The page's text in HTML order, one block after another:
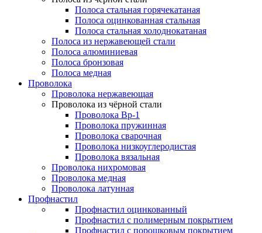
Полоса стальная горячекатаная
Полоса оцинкованная стальная
Полоса стальная холоднокатаная
Полоса из нержавеющей стали
Полоса алюминиевая
Полоса бронзовая
Полоса медная
Проволока
Проволока нержавеющая
Проволока из чёрной стали
Проволока Вр-1
Проволока пружинная
Проволока сварочная
Проволока низкоуглеродистая
Проволока вязальная
Проволока нихромовая
Проволока медная
Проволока латунная
Профнастил
Профнастил оцинкованный
Профнастил с полимерным покрытием
Профнастил с порошковым покрытием